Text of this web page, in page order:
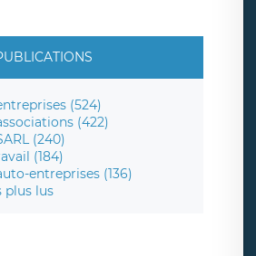
(524)
(422)
(240)
(184)
entreprises (136)
plus lus